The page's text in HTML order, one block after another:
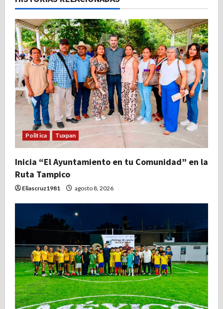
i
ó
n
d
e
e
n
t
r
a
a
s
Politica Tuxpan
Inicia “El Ayuntamiento en tu Comunidad” en la
Ruta Tampico
Eliascruz1981 agosto 8, 2026